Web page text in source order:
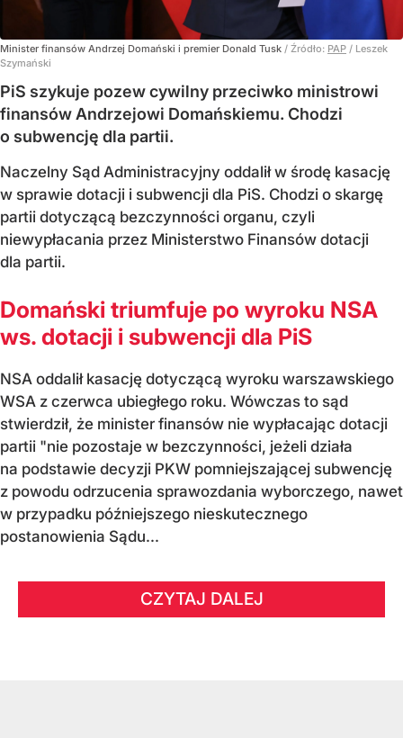
Minister finansów Andrzej Domański i premier Donald Tusk / Źródło: PAP / Leszek
Szymański
PiS szykuje pozew cywilny przeciwko ministrowi
finansów Andrzejowi Domańskiemu. Chodzi
o subwencję dla partii.
Naczelny Sąd Administracyjny oddalił w środę kasację
w sprawie dotacji i subwencji dla PiS. Chodzi o skargę
partii dotyczącą bezczynności organu, czyli
niewypłacania przez Ministerstwo Finansów dotacji
dla partii.
Domański triumfuje po wyroku NSA
ws. dotacji i subwencji dla PiS
NSA oddalił kasację dotyczącą wyroku warszawskiego
WSA z czerwca ubiegłego roku. Wówczas to sąd
stwierdził, że minister finansów nie wypłacając dotacji
partii "nie pozostaje w bezczynności, jeżeli działa
na podstawie decyzji PKW pomniejszającej subwencję
z powodu odrzucenia sprawozdania wyborczego, nawet
w przypadku późniejszego nieskutecznego
postanowienia Sądu...
CZYTAJ DALEJ